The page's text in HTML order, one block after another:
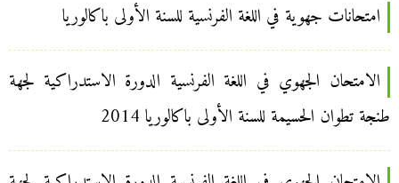
امتحانات جهوية في اللغة الفرنسية للسنة الأولى باكالوريا
الامتحان الجهوي في اللغة الفرنسية الدورة الاستدراكية لجهة
طنجة تطوان الحسيمة للسنة الأولى باكالوريا 2014